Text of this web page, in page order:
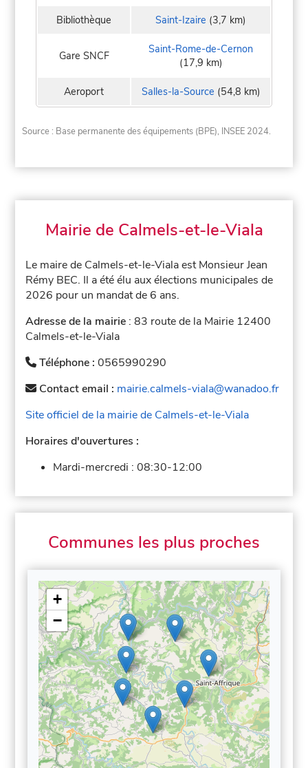
Bibliothèque Saint-Izaire (3,7 km)
Gare SNCF
Saint-Rome-de-Cernon
(17,9 km)
Aeroport Salles-la-Source (54,8 km)
Source : Base permanente des équipements (BPE), INSEE 2024.
Mairie de Calmels-et-le-Viala
Le maire de Calmels-et-le-Viala est Monsieur Jean
Rémy BEC. Il a été élu aux élections municipales de
2026 pour un mandat de 6 ans.
Adresse de la mairie : 83 route de la Mairie 12400
Calmels-et-le-Viala
Téléphone :0565990290
Contact email : mairie.calmels-viala@wanadoo.fr
Site officiel de la mairie de Calmels-et-le-Viala
Horaires d'ouvertures :
Mardi-mercredi :08:30-12:00
Communes les plus proches
+
−